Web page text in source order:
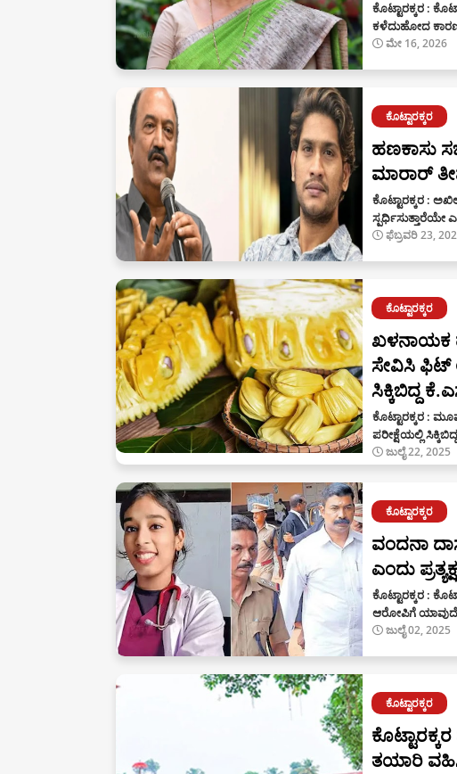
ಕೊಟ್ಟಾರಕ್ಕರ :
ಕಳೆದುಹೋದ
ಮೇ 16, 2026
ಕೊಟ್ಟಾರಕ್ಕರ
ಹಣಕಾಸು
ಮಾರಾರ್
ಕೊಟ್ಟಾರಕ್ಕರ :
ಸ್ಪರ್ಧಿಸುತ್ತಾರೆಯೇ
ಫೆಬ್ರವರಿ 23,
ಕೊಟ್ಟಾರಕ್ಕರ
ಖಳನಾಯಕ
ಸೇವಿಸಿ ಫಿಟ್
ಸಿಕ್ಕಿಬಿದ್ದ
ಕೊಟ್ಟಾರಕ್ಕರ :
ಪರೀಕ್ಷೆಯಲ್ಲಿ
ಜುಲೈ 22, 2025
ಕೊಟ್ಟಾರಕ್ಕರ
ವಂದನಾ
ಎಂದು
ಕೊಟ್ಟಾರಕ್ಕರ :
ಆರೋಪಿಗೆ
ಜುಲೈ 02, 2025
ಕೊಟ್ಟಾರಕ್ಕರ
ತಯಾರಿ